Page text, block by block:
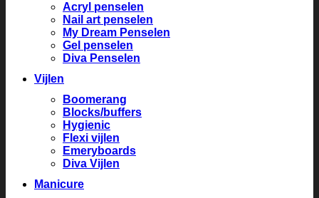
Acryl penselen
Nail art penselen
My Dream Penselen
Gel penselen
Diva Penselen
Vijlen
Boomerang
Blocks/buffers
Hygienic
Flexi vijlen
Emeryboards
Diva Vijlen
Manicure